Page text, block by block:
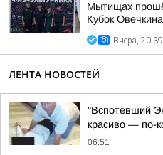
Мытищах
Кубок
Вчера, 20:39
ЛЕНТА НОВОСТЕЙ
"Вспотевший
красиво — по-
06:51